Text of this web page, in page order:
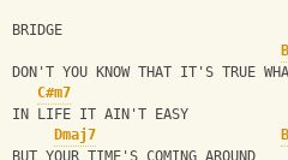
BRIDGE
B
DON'T YOU KNOW THAT IT'S TRUE
C#m7
IN LIFE IT AIN'T EASY
Dmaj7